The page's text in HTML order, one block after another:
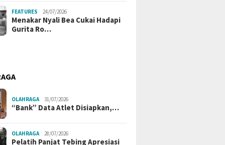
FEATURES 24/07/2026
Menakar Nyali Bea Cukai Hadapi
Gurita Ro…
OLAHRAGA 31/07/2026
“Bank” Data Atlet Disiapkan,…
OLAHRAGA 28/07/2026
Pelatih Panjat Tebing Apresiasi